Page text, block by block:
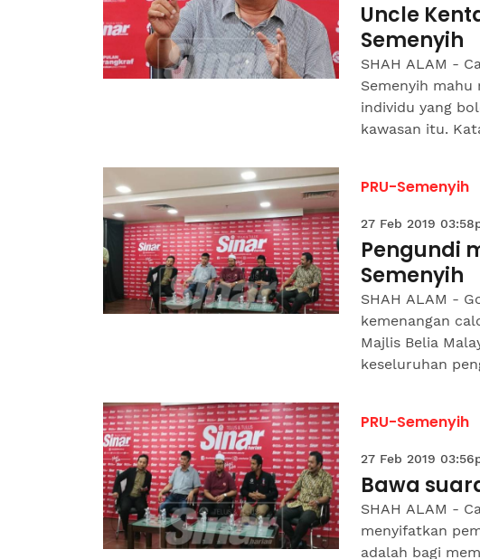
Uncle
Semenyih
SHAH ALAM -
Semenyih
individu yang
kawasan itu.
PRU-Semenyih
27 Feb 2019
Pengundi
Semenyih
SHAH ALAM -
kemenangan
Majlis Belia
keseluruhan
PRU-Semenyih
27 Feb 2019
Bawa
SHAH ALAM -
menyifatkan
adalah bagi